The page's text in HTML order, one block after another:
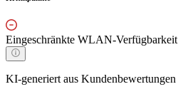
Eingeschränkte WLAN-Verfügbarkeit
KI-generiert aus Kundenbewertungen